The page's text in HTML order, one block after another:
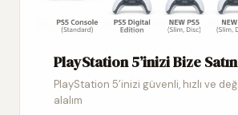
PlayStation 5’inizi Bize Satın
PlayStation 5’inizi güvenli, hızlı ve
alalım